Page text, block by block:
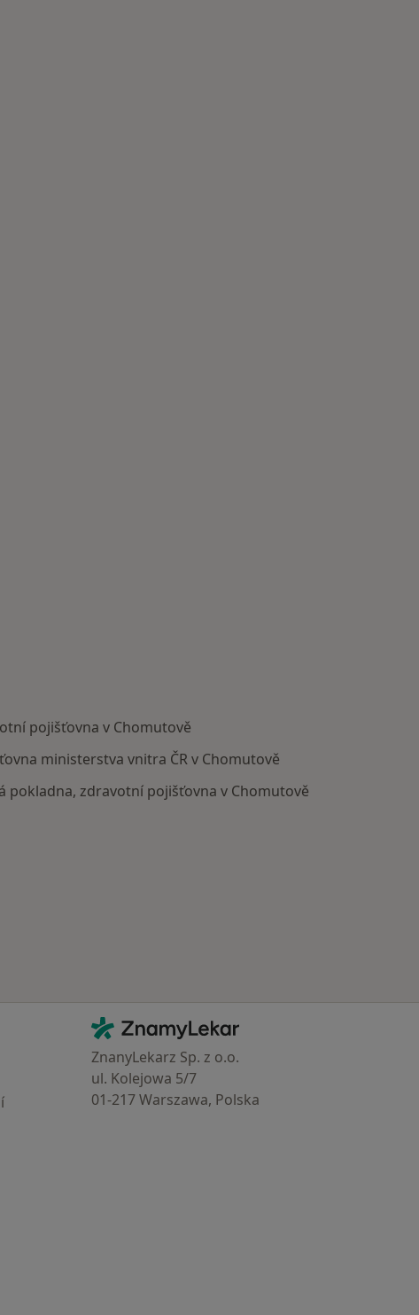
pojišťovna v Chomutově
ministerstva vnitra ČR v Chomutově
pokladna, zdravotní pojišťovna v Chomutově
Kontakt
ZnamyLekar - Hlavní stránka
ZnanyLekarz Sp. z o.o.
ul. Kolejowa 5/7
01-217 Warszawa, Polska